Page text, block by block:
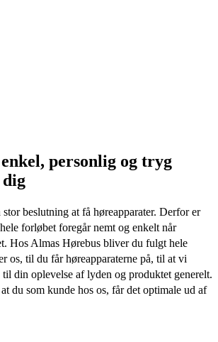
personlig og tryg
dig
beslutning at få høreapparater. Derfor er
forløbet foregår nemt og enkelt når
Hos Almas Hørebus bliver du fulgt hele
os, til du får høreapparaterne på, til at vi
din oplevelse af lyden og produktet generelt.
du som kunde hos os, får det optimale ud af